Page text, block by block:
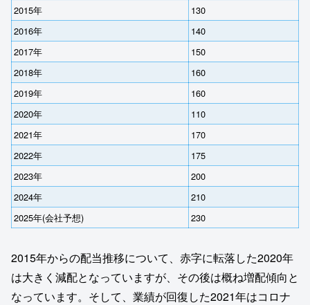
2015年
130
2016年
140
2017年
150
2018年
160
2019年
160
2020年
110
2021年
170
2022年
175
2023年
200
2024年
210
2025年(会社予想)
230
2015年からの配当推移について、赤字に転落した2020年
は大きく減配となっていますが、その後は概ね増配傾向と
なっています。そして、業績が回復した2021年はコロナ